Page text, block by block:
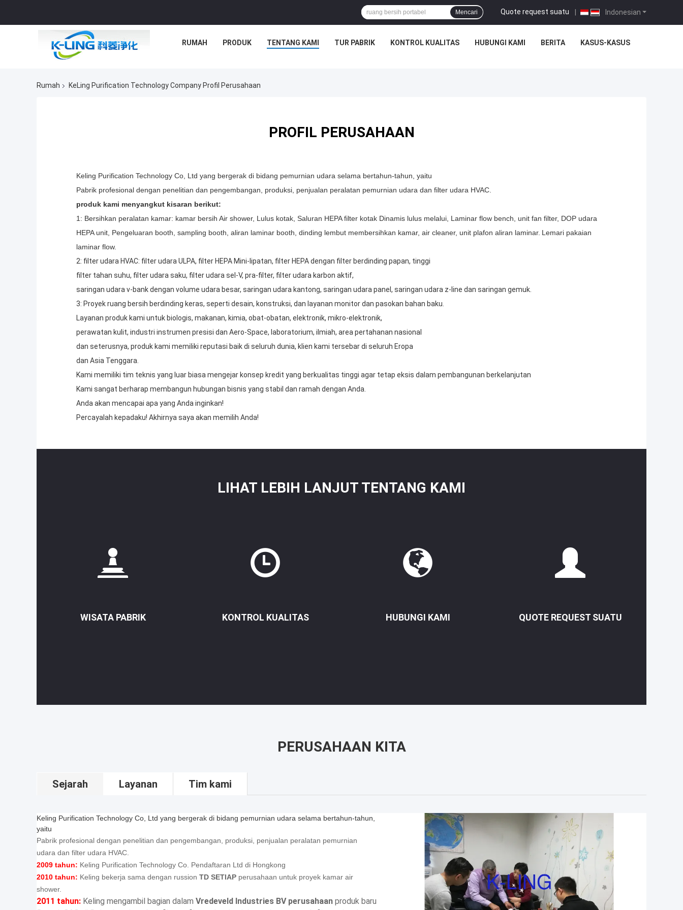
Indonesian
Quote request suatu |
Mencari
RUMAH PRODUK TENTANG KAMI TUR PABRIK KONTROL KUALITAS HUBUNGI KAMI BERITA KASUS-KASUS
Rumah KeLing Purification Technology Company Profil Perusahaan
PROFIL PERUSAHAAN
Keling Purification Technology Co, Ltd yang bergerak di bidang pemurnian udara selama bertahun-tahun, yaitu
Pabrik profesional dengan penelitian dan pengembangan, produksi, penjualan peralatan pemurnian udara dan filter udara HVAC.
produk kami menyangkut kisaran berikut:
1: Bersihkan peralatan kamar: kamar bersih Air shower, Lulus kotak, Saluran HEPA filter kotak Dinamis lulus melalui, Laminar flow bench, unit fan filter, DOP udara
HEPA unit, Pengeluaran booth, sampling booth, aliran laminar booth, dinding lembut membersihkan kamar, air cleaner, unit plafon aliran laminar. Lemari pakaian
laminar flow.
2: filter udara HVAC: filter udara ULPA, filter HEPA Mini-lipatan, filter HEPA dengan filter berdinding papan, tinggi
filter tahan suhu, filter udara saku, filter udara sel-V, pra-filter, filter udara karbon aktif,
saringan udara v-bank dengan volume udara besar, saringan udara kantong, saringan udara panel, saringan udara z-line dan saringan gemuk.
3: Proyek ruang bersih berdinding keras, seperti desain, konstruksi, dan layanan monitor dan pasokan bahan baku.
Layanan produk kami untuk biologis, makanan, kimia, obat-obatan, elektronik, mikro-elektronik,
perawatan kulit, industri instrumen presisi dan Aero-Space, laboratorium, ilmiah, area pertahanan nasional
dan seterusnya, produk kami memiliki reputasi baik di seluruh dunia, klien kami tersebar di seluruh Eropa
dan Asia Tenggara.
Kami memiliki tim teknis yang luar biasa mengejar konsep kredit yang berkualitas tinggi agar tetap eksis dalam pembangunan berkelanjutan
Kami sangat berharap membangun hubungan bisnis yang stabil dan ramah dengan Anda.
Anda akan mencapai apa yang Anda inginkan!
Percayalah kepadaku! Akhirnya saya akan memilih Anda!
LIHAT LEBIH LANJUT TENTANG KAMI
WISATA PABRIK KONTROL KUALITAS HUBUNGI KAMI QUOTE REQUEST SUATU
PERUSAHAAN KITA
Sejarah Layanan Tim kami
Keling Purification Technology Co, Ltd yang bergerak di bidang pemurnian udara selama bertahun-tahun,
yaitu
Pabrik profesional dengan penelitian dan pengembangan, produksi, penjualan peralatan pemurnian
udara dan filter udara HVAC.
2009 tahun: Keling Purification Technology Co. Pendaftaran Ltd di Hongkong
2010 tahun: Keling bekerja sama dengan russion TD SETIAP perusahaan untuk proyek kamar air
shower.
2011 tahun: Keling mengambil bagian dalam Vredeveld Industries BV perusahaan produk baru